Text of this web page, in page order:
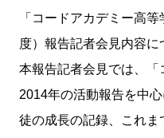
「コードアカデミー高
度）報告記者会見内容に
本報告記者会見では、
2014年の活動報告を中
徒の成長の記録、これま